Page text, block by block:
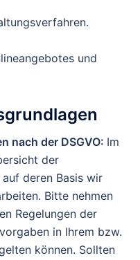
und
nach der DSGVO: Im
der
auf deren Basis wir
Bitte nehmen
Regelungen der
in Ihrem bzw.
können. Sollten